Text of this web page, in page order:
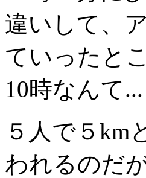
違いして、
ていったと
10時なんて...
５人で５km
われるのだ